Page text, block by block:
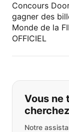
Concours
gagner des
Monde de la
OFFICIEL
Si vous
Vous ne
Notre